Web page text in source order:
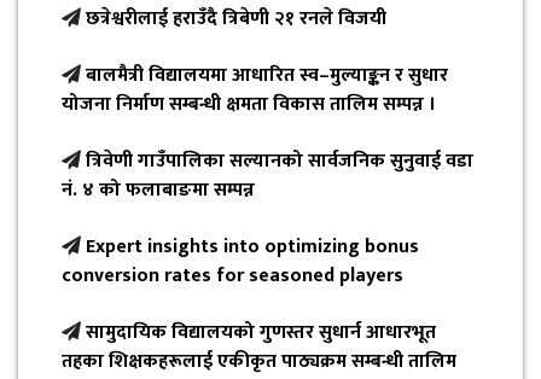
छत्रेश्वरीलाई हराउँदै त्रिबेणी २१ रनले विजयी
बालमैत्री विद्यालयमा आधारित स्व–मुल्याङ्कन र सुधार
योजना निर्माण सम्बन्धी क्षमता विकास तालिम सम्पन्न ।
त्रिवेणी गाउँपालिका सल्यानको सार्वजनिक सुनुवाई वडा
नं. ४ को फलाबाङमा सम्पन्न
Expert insights into optimizing bonus
conversion rates for seasoned players
सामुदायिक विद्यालयको गुणस्तर सुधार्न आधारभूत
तहका शिक्षकहरूलाई एकीकृत पाठ्यक्रम सम्बन्धी तालिम